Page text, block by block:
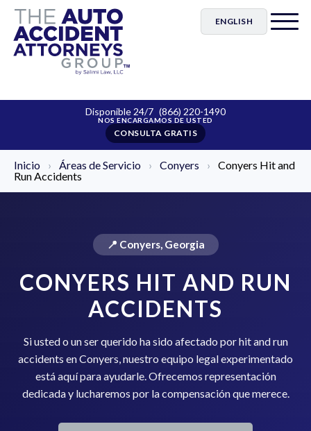
ENGLISH
Disponible 24/7 (866) 220-1490
CONSULTA GRATIS
Inicio › Áreas de Servicio › Conyers ›
Conyers Hit and
Run Accidents
📍 Conyers, Georgia
CONYERS HIT AND RUN
ACCIDENTS
Si usted o un ser querido ha sido afectado por hit and run
accidents en Conyers, nuestro equipo legal experimentado
está aquí para ayudarle. Ofrecemos representación
dedicada y lucharemos por la compensación que merece.